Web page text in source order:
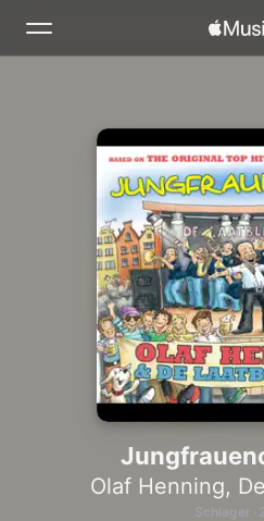
Startseite
Radio
Apple Music
Olaf Henning,
Schlager ·